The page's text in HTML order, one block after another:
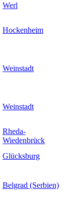
Werl
Hockenheim
Weinstadt
Weinstadt
Rheda-
Wiedenbrück
Glücksburg
Belgrad (Serbien)